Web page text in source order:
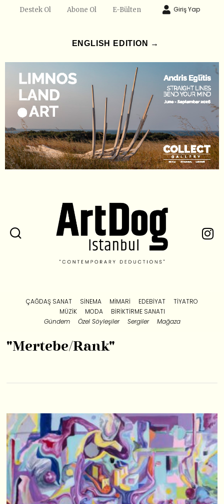
Destek Ol Abone Ol E-Bülten Giriş Yap
ENGLISH EDITION →
ÇAĞDAŞ SANAT SINEMA MIMARI EDEBIYAT
TIYATRO
MÜZIK
MODA
BIRIKTIRME SANATI
Gündem
Özel Söyleşiler Sergiler Mağaza
"Mertebe/Rank"